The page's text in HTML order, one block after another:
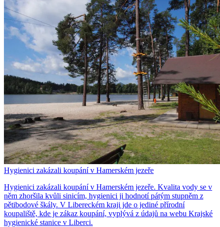
Hygienici zakázali koupání v Hamerském jezeře
Hygienici zakázali koupání v Hamerském jezeře. Kvalita vody se v
něm zhoršila kvůli sinicím, hygienici ji hodnotí pátým stupněm z
pětibodové škály. V Libereckém kraji jde o jediné přírodní
koupaliště, kde je zákaz koupání, vyplývá z údajů na webu Krajské
hygienické stanice v Liberci.